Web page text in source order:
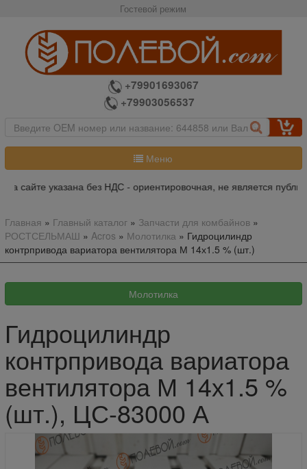
Гостевой режим
+79901693067
+79903056537
Меню
сайте указана без НДС - ориентировочная, не является
Главная » Главный каталог» Запчасти для комбайнов»
РОСТСЕЛЬМАШ » Acros » Молотилка » Гидроцилиндр
контрпривода вариатора вентилятора М 14х1.5 % (шт.)
Гидроцилиндр
контрпривода вариатора
вентилятора М 14х1.5 %
(шт.), ЦС-83000 А